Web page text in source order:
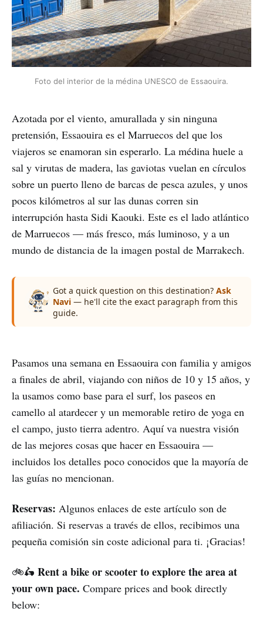
Foto del interior de la médina UNESCO de Essaouira.
Azotada por el viento, amurallada y sin ninguna
pretensión, Essaouira es el Marruecos del que los
viajeros se enamoran sin esperarlo. La médina huele a
sal y virutas de madera, las gaviotas vuelan en círculos
sobre un puerto lleno de barcas de pesca azules, y unos
pocos kilómetros al sur las dunas corren sin
interrupción hasta Sidi Kaouki. Este es el lado atlántico
de Marruecos — más fresco, más luminoso, y a un
mundo de distancia de la imagen postal de Marrakech.
Got a quick question on this destination? Ask
Navi — he'll cite the exact paragraph from this
guide.
Pasamos una semana en Essaouira con familia y amigos
a finales de abril, viajando con niños de 10 y 15 años, y
la usamos como base para el surf, los paseos en
camello al atardecer y un memorable retiro de yoga en
el campo, justo tierra adentro. Aquí va nuestra visión
de las mejores cosas que hacer en Essaouira —
incluidos los detalles poco conocidos que la mayoría de
las guías no mencionan.
Reservas: Algunos enlaces de este artículo son de
afiliación. Si reservas a través de ellos, recibimos una
pequeña comisión sin coste adicional para ti. ¡Gracias!
🚲🛵 Rent a bike or scooter to explore the area at
your own pace. Compare prices and book directly
below: